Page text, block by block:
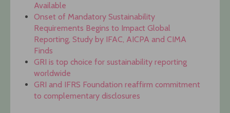
Available
Onset of Mandatory Sustainability
Requirements Begins to Impact Global
Reporting, Study by IFAC, AICPA and CIMA
Finds
GRI is top choice for sustainability reporting
worldwide
GRI and IFRS Foundation reaffirm commitment
to complementary disclosures